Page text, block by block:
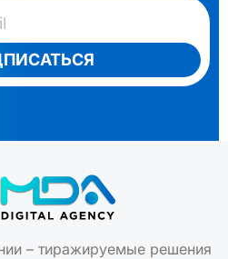
– тиражируемые решения